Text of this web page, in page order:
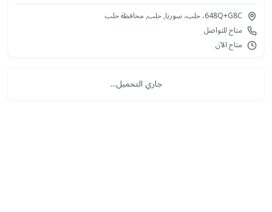
648Q+G8C، حلب، سوريا, حلب, محافظة حلب
متاح للتواصل
متاح الآن
جاري التحميل...